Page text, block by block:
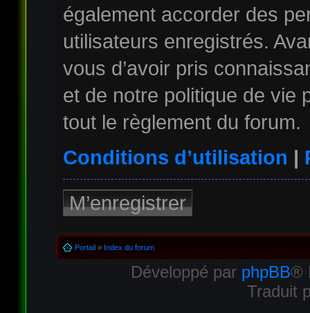
également accorder des
utilisateurs enregistrés.
vous d’avoir pris
et de notre politique de vie
tout le règlement du forum.
Conditions d’utilisation |
M’enregistrer
Portail» Index du forum
Développé par phpBB®
Traduit